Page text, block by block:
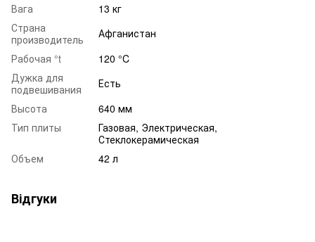
Вага
13 кг
Страна
производитель
Афганистан
Рабочая °t
120 °C
Дужка для
подвешивания
Есть
Высота
640 мм
Тип плиты
Газовая, Электрическая,
Стеклокерамическая
Объем
42 л
Відгуки